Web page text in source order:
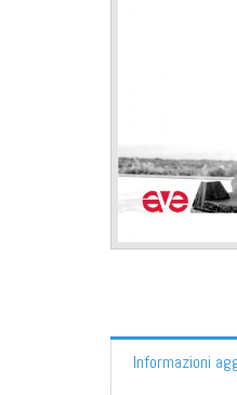
Informazioni